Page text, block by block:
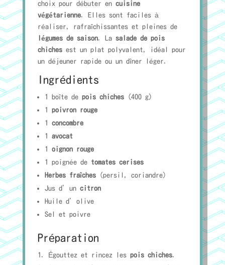
choix pour débuter en cuisine
végétarienne. Elles sont faciles à
réaliser, rafraîchissantes et pleines de
légumes de saison. La salade de pois
chichesest un plat polyvalent, idéal pour
un déjeuner rapide ou un dîner léger.
Ingrédients
1 boîte de pois chiches(400 g)
1 poivron rouge
1 concombre
1 avocat
1 oignon rouge
1 poignée de tomates cerises
Herbes fraîches(persil, coriandre)
Jus d’un citron
Huile d’olive
Sel et poivre
Préparation
Égouttez et rincez les pois chiches.